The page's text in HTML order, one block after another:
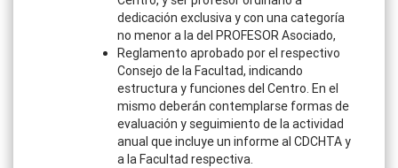
dedicación exclusiva y con una categoría
no menor a la del PROFESOR Asociado,
Reglamento aprobado por el respectivo
Consejo de la Facultad, indicando
estructura y funciones del Centro. En el
mismo deberán contemplarse formas de
evaluación y seguimiento de la actividad
anual que incluye un informe al CDCHTA y
a la Facultad respectiva.